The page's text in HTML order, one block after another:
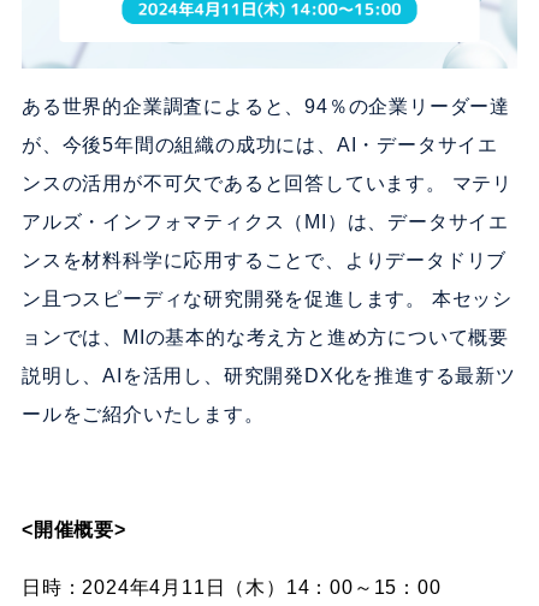
ある世界的企業調査によると、94％の企業リーダー達
が、今後5年間の組織の成功には、AI・データサイエ
ンスの活用が不可欠であると回答しています。 マテリ
アルズ・インフォマティクス（MI）は、データサイエ
ンスを材料科学に応用することで、よりデータドリブ
ン且つスピーディな研究開発を促進します。 本セッシ
ョンでは、MIの基本的な考え方と進め方について概要
説明し、AIを活用し、研究開発DX化を推進する最新ツ
ールをご紹介いたします。
<開催概要>
日時：2024年4月11 日（木）14：00～15：00